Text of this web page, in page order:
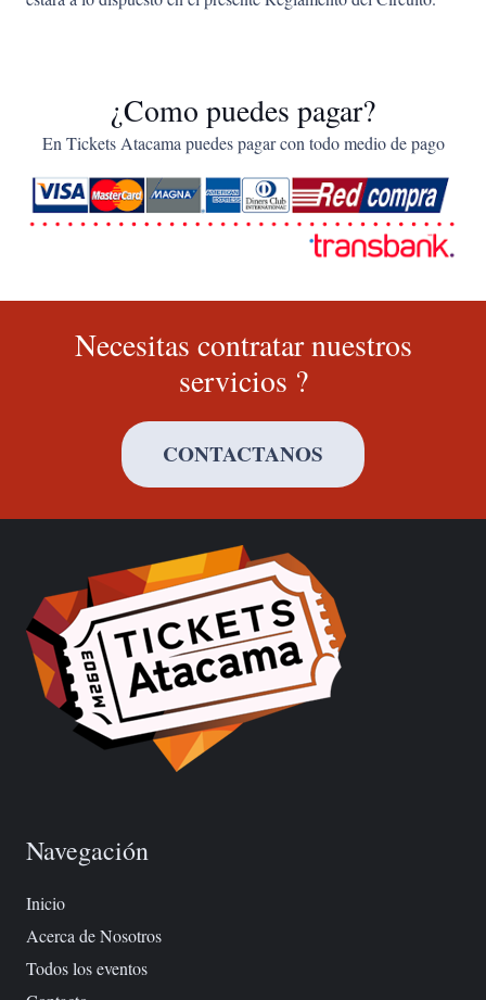
¿Como puedes pagar?
En Tickets Atacama puedes pagar con todo medio de pago
Necesitas contratar nuestros
servicios ?
CONTACTANOS
Navegación
Inicio
Acerca de Nosotros
Todos los eventos